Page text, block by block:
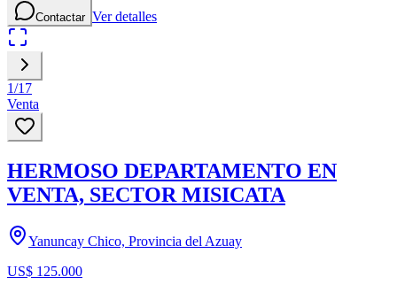
Contactar Ver detalles
1/17
Venta
HERMOSO DEPARTAMENTO EN
VENTA, SECTOR MISICATA
Yanuncay Chico, Provincia del Azuay
US$ 125.000